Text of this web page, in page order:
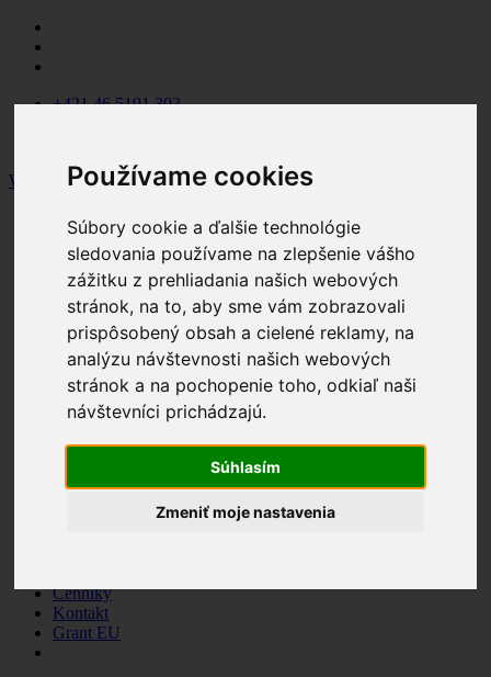
Používame cookies
Súbory cookie a ďalšie technológie
sledovania používame na zlepšenie vášho
zážitku z prehliadania našich webových
stránok, na to, aby sme vám zobrazovali
prispôsobený obsah a cielené reklamy, na
analýzu návštevnosti našich webových
stránok a na pochopenie toho, odkiaľ naši
návštevníci prichádzajú.
Súhlasím
Zmeniť moje nastavenia
+421 46 5191 303
WINK TRADE
Wink Trade
Produkty
Parapetné dosky
Profilové systémy
Kovanie
Okenné kovanie Winkhaus
Dverové kovanie Winkhaus
Dr. Hahn závesy pre plastové
Posuvné a posuvno-výklopné
kovanie
Okenné a dverové kľučky a
madlá
Cenníky
Kontakt
Grant EU